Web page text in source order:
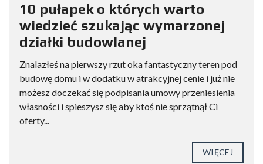
10 pułapek o których warto
wiedzieć szukając wymarzonej
działki budowlanej
Znalazłeś na pierwszy rzut oka fantastyczny teren pod
budowę domu i w dodatku w atrakcyjnej cenie i już nie
możesz doczekać się podpisania umowy przeniesienia
własności i spieszysz się aby ktoś nie sprzątnął Ci
oferty...
WIĘCEJ